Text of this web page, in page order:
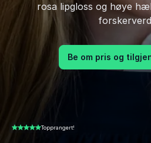
rosa lipgloss og høye
Be om pris og
5.00 av 5 Topprangert!